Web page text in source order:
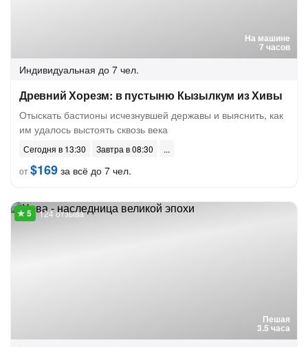
На машине
7 часов
Индивидуальная до 7 чел.
Древний Хорезм: в пустыню Кызылкум из Хивы
Отыскать бастионы исчезнувшей державы и выяснить, как
им удалось выстоять сквозь века
Сегодня в 13:30
Завтра в 08:30
от$169 за всё до 7 чел.
Пешая
3.5 часа
124 отзыва